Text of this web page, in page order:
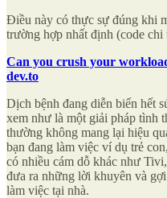
Điều này có thực sự đúng khi
trường hợp nhất định (code chi
Can you crush your
dev.to
Dịch bệnh đang diễn biến hết
xem như là một giải pháp tình
thường không mang lại hiệu
bạn đang làm việc ví dụ trẻ
có nhiều cám dỗ khác như
đưa ra những lời khuyên và
làm việc tại nhà.